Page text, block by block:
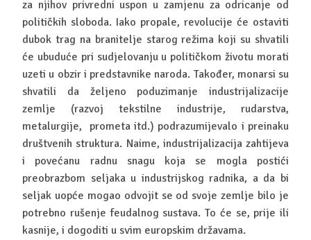
za njihov privredni uspon u zamjenu za odricanje od
političkih sloboda. Iako propale, revolucije će ostaviti
dubok trag na branitelje starog režima koji su shvatili
će ubuduće pri sudjelovanju u političkom životu morati
uzeti u obzir i predstavnike naroda. Također, monarsi su
shvatili da željeno poduzimanje industrijalizacije
zemlje (razvoj tekstilne industrije, rudarstva,
metalurgije, prometa itd.) podrazumijevalo i preinaku
društvenih struktura. Naime, industrijalizacija zahtijeva
i povećanu radnu snagu koja se mogla postići
preobrazbom seljaka u industrijskog radnika, a da bi
seljak uopće mogao odvojit se od svoje zemlje bilo je
potrebno rušenje feudalnog sustava. To će se, prije ili
kasnije, i dogoditi u svim europskim državama.